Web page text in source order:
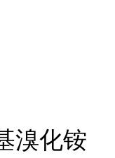
溴化铵